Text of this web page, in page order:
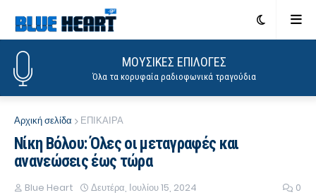
ΜΟΥΣΙΚΕΣ ΕΠΙΛΟΓΕΣ
Όλα τα κορυφαία ραδιοφωνικά τραγούδια
Αρχική σελίδα ΕΠΙΚΑΙΡΑ
Νίκη Βόλου: Όλες οι μεταγραφές και
ανανεώσεις έως τώρα
Blue Heart Δευτέρα, Ιουλίου 15, 2024 0